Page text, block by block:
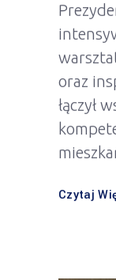
oraz
łączył
Czytaj